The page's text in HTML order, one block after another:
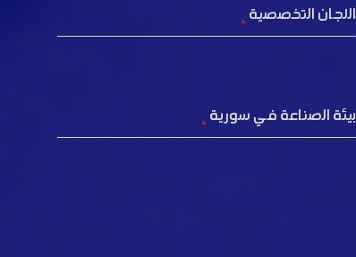
اللجان التخصصية
بيئة الصناعة في سورية